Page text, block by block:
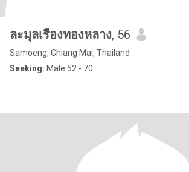
ละมุลเรืองทองหลาง, 56
Samoeng, Chiang Mai, Thailand
Seeking: Male 52 - 70